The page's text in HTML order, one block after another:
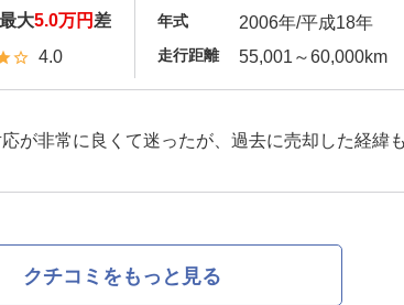
大5.0万円 差
4.0
年式 2006年/平成18年
走行距離 55,001～60,000km
が非常に良くて迷ったが、過去に売却した経緯
クチコミをもっと見る